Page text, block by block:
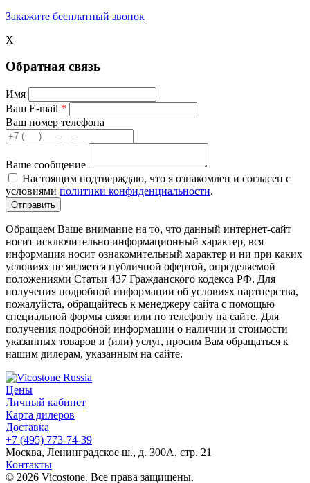
Закажите бесплатный звонок
X
Обратная связь
Имя
Ваш E-mail *
Ваш номер телефона
Ваше сообщение
Настоящим подтверждаю, что я ознакомлен и согласен с
условиями политики конфиденциальности.
Обращаем Ваше внимание на то, что данный интернет-сайт
носит исключительно информационный характер, вся
информация носит ознакомительный характер и ни при каких
условиях не является публичной офертой, определяемой
положениями Статьи 437 Гражданского кодекса РФ. Для
получения подробной информации об условиях партнерства,
пожалуйста, обращайтесь к менеджеру сайта с помощью
специальной формы связи или по телефону на сайте. Для
получения подробной информации о наличии и стоимости
указанных товаров и (или) услуг, просим Вам обращаться к
нашим дилерам, указанным на сайте.
Цены
Личный кабинет
Карта дилеров
Доставка
+7 (495) 773-74-39
Москва, Ленинградское ш., д. 300А, стр. 21
Контакты
© 2026 Vicostone. Все права защищены.